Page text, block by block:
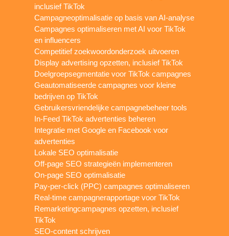
inclusief TikTok
Campagneoptimalisatie op basis van AI-analyse
Campagnes optimaliseren met AI voor TikTok
en influencers
Competitief zoekwoordonderzoek uitvoeren
Display advertising opzetten, inclusief TikTok
Doelgroepsegmentatie voor TikTok campagnes
Geautomatiseerde campagnes voor kleine
bedrijven op TikTok
Gebruikersvriendelijke campagnebeheer tools
In-Feed TikTok advertenties beheren
Integratie met Google en Facebook voor
advertenties
Lokale SEO optimalisatie
Off-page SEO strategieën implementeren
On-page SEO optimalisatie
Pay-per-click (PPC) campagnes optimaliseren
Real-time campagnerapportage voor TikTok
Remarketingcampagnes opzetten, inclusief
TikTok
SEO-content schrijven